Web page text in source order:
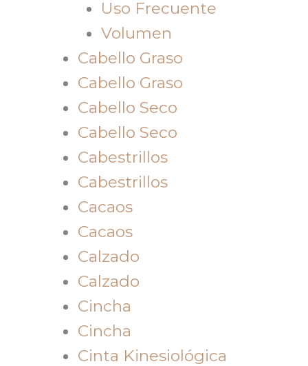
Uso Frecuente
Volumen
Cabello Graso
Cabello Graso
Cabello Seco
Cabello Seco
Cabestrillos
Cabestrillos
Cacaos
Cacaos
Calzado
Calzado
Cincha
Cincha
Cinta Kinesiológica